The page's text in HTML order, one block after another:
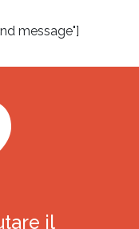
message"]
il